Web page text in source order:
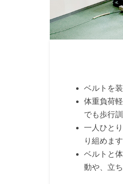
ベルトを
体重負荷
でも歩行
一人ひと
り組めます
ベルトと
動や、立